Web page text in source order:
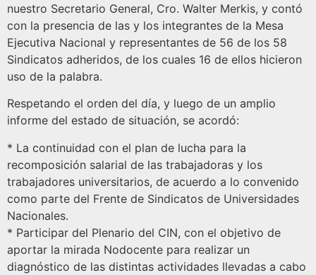
nuestro Secretario General, Cro. Walter Merkis, y contó
con la presencia de las y los integrantes de la Mesa
Ejecutiva Nacional y representantes de 56 de los 58
Sindicatos adheridos, de los cuales 16 de ellos hicieron
uso de la palabra.
Respetando el orden del día, y luego de un amplio
informe del estado de situación, se acordó:
* La continuidad con el plan de lucha para la
recomposición salarial de las trabajadoras y los
trabajadores universitarios, de acuerdo a lo convenido
como parte del Frente de Sindicatos de Universidades
Nacionales.
* ⁠Participar del Plenario del CIN, con el objetivo de
aportar la mirada Nodocente para realizar un
diagnóstico de las distintas actividades llevadas a cabo